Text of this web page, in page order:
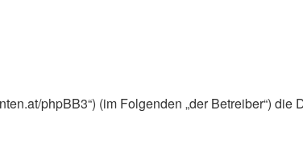
phpBB3“) (im Folgenden „der Betreiber“)